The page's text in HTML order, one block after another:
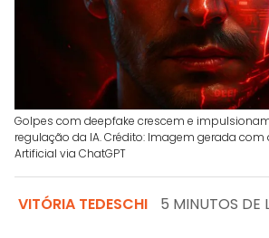
Golpes com deepfake crescem e
regulação da IA. Crédito: Imagem gerada
Artificial via ChatGPT
VITÓRIA TEDESCHI 5 MINUTOS DE